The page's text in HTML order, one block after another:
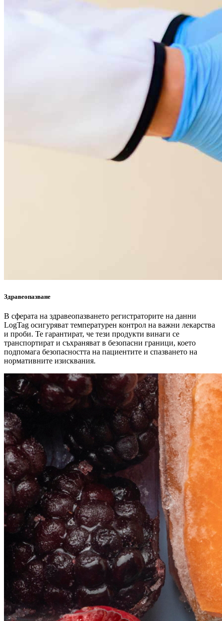
Здравеопазване
В сферата на здравеопазването регистраторите на данни
LogTag осигуряват температурен контрол на важни лекарства
и проби. Те гарантират, че тези продукти винаги се
транспортират и съхраняват в безопасни граници, което
подпомага безопасността на пациентите и спазването на
нормативните изисквания.